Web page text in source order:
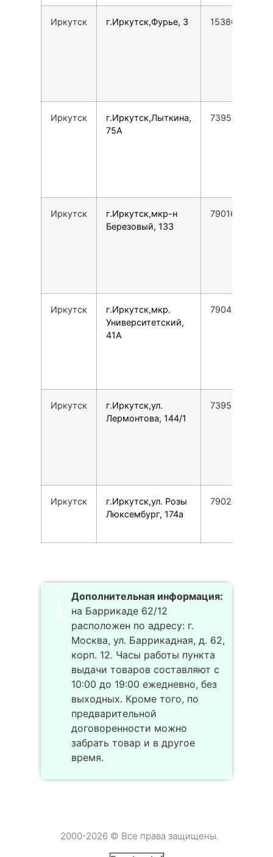
Иркутск г.Иркутск,Фурье, 3
Иркутск
г.Иркутск,Лыткина,
75А
73952486008
Иркутск
г.Иркутск,мкр-н
Березовый, 133
79016401518
Иркутск
г.Иркутск,мкр.
Университетский,
41А
79041301518
Иркутск
г.Иркутск,ул.
Лермонтова, 144/1
73952654789
Иркутск
г.Иркутск,ул. Розы
Люксембург, 174а
79027640098
Дополнительная информация:
на Баррикаде 62/12
расположен по адресу: г.
Москва, ул. Баррикадная, д. 62,
корп. 12. Часы работы пункта
выдачи товаров составляют с
10:00 до 19:00 ежедневно, без
выходных. Кроме того, по
предварительной
договоренности можно
забрать товар и в другое
время.
2000-2026 © Все права защищены.